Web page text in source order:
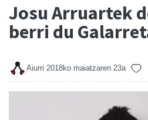
Josu Arruartek
berri du
Aiurri 2018ko maiatzaren 23a